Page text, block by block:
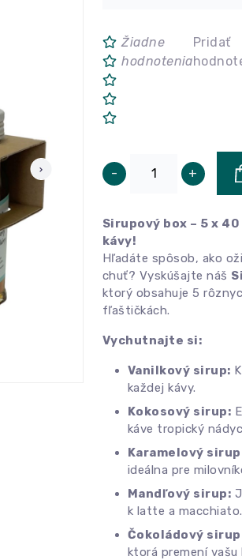
Žiadne
hodnotenia
Pridať
- +
Sirupový box – 5 x
kávy!
Hľadáte spôsob, ako
chuť? Vyskúšajte náš
ktorý obsahuje 5
fľaštičkách.
Vychutnajte si:
Vanilkový sirup:
každej kávy.
Kokosový sirup:
káve tropický
Karamelový
ideálna pre
Mandľový sirup:
k latte a macchiato.
Čokoládový
ktorá premení vašu